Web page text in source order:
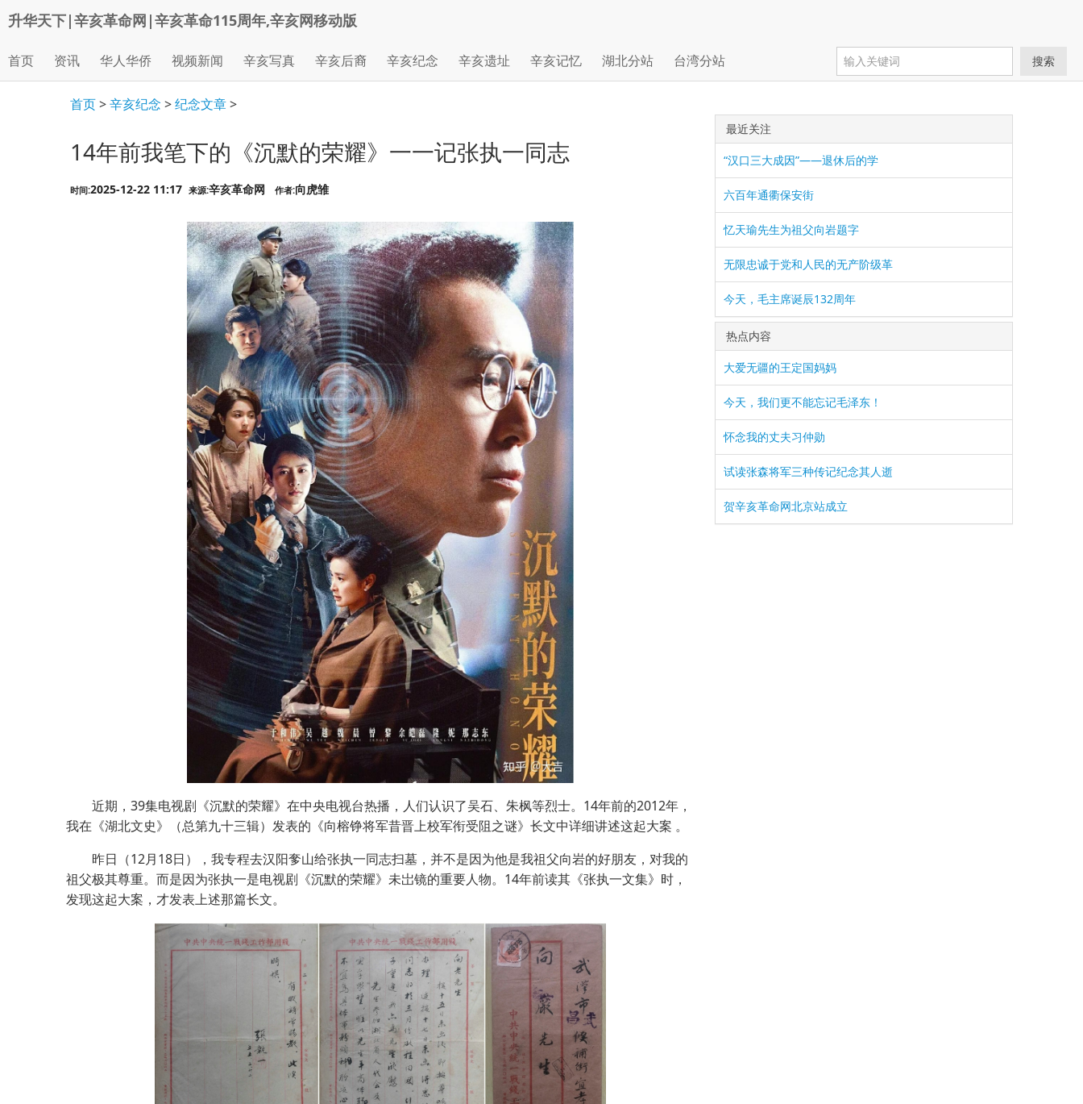
升华天下|辛亥革命网|辛亥革命115周年,辛亥网移动版
首页 资讯 华人华侨 视频新闻 辛亥写真 辛亥后裔 辛亥纪念 辛亥遗址 辛亥记忆 湖北分站 台湾分站 搜索
首页>辛亥纪念 >纪念文章>
14年前我笔下的《沉默的荣耀》一一记张执一同志
时间:2025-12-22 11:17 来源:辛亥革命网 作者:向虎雏
近期，39集电视剧《沉默的荣耀》在中央电视台热播，人们认识了吴石、朱枫等烈士。14年前的2012年，
我在《湖北文史》（总第九十三辑）发表的《向榕铮将军昔晋上校军衔受阻之谜》长文中详细讲述这起大案 。
昨日（12月18日），我专程去汉阳奓山给张执一同志扫墓，并不是因为他是我祖父向岩的好朋友，对我的
祖父极其尊重。而是因为张执一是电视剧《沉默的荣耀》未岀镜的重要人物。14年前读其《张执一文集》时，
发现这起大案，才发表上述那篇长文。
最近关注
“汉口三大成因”——退休后的学
六百年通衢保安街
忆天瑜先生为祖父向岩题字
无限忠诚于党和人民的无产阶级革
今天，毛主席诞辰132周年
热点内容
大爱无疆的王定国妈妈
今天，我们更不能忘记毛泽东！
怀念我的丈夫习仲勋
试读张森将军三种传记纪念其人逝
贺辛亥革命网北京站成立